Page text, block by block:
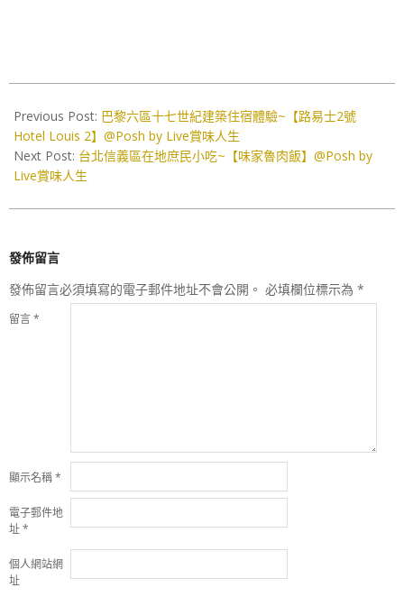
12-
09
Previous Post: 巴黎六區十七世紀建築住宿體驗~【路易士2號
Hotel Louis 2】@Posh by Live賞味人生
Next Post: 台北信義區在地庶民小吃~【味家魯肉飯】@Posh by
Live賞味人生
發佈留言
發佈留言必須填寫的電子郵件地址不會公開。 必填欄位標示為 *
留言*
顯示名稱*
電子郵件地
址*
個人網站網
址